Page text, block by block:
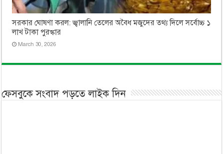
সরকার ঘোষণা করল: জ্বালানি তেলের অবৈধ মজুদের তথ্য দিলে সর্বোচ্চ ১
লাখ টাকা পুরস্কার
March 30, 2026
ফেসবুকে সংবাদ পড়তে লাইক দিন